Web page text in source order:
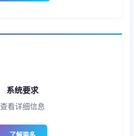
系统要求
查看详细信息